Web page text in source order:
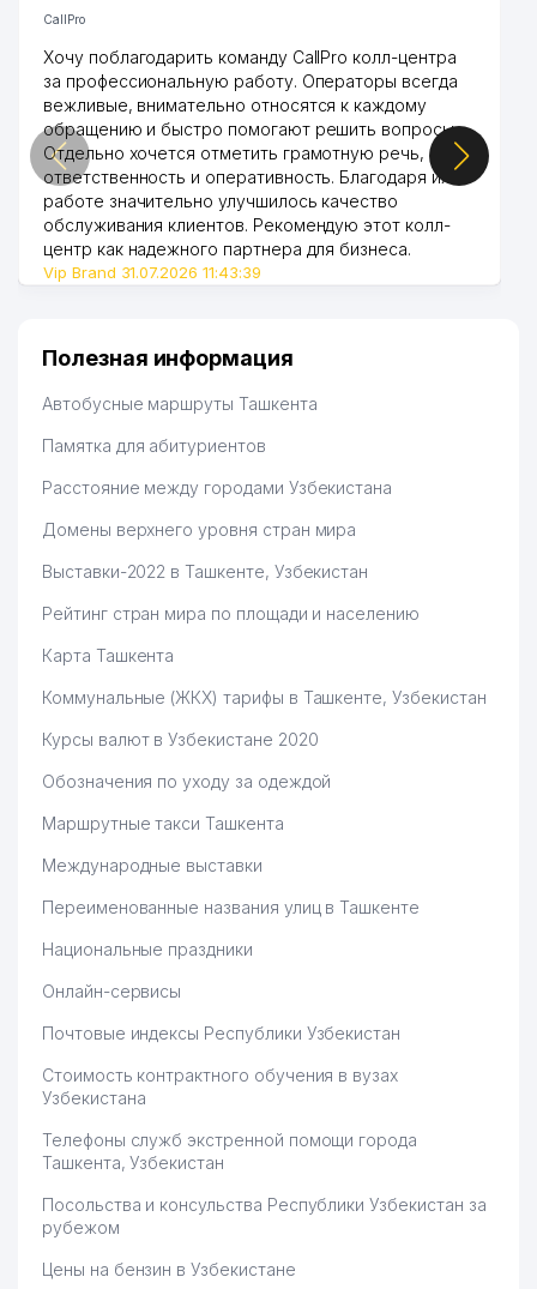
CallPro
Хочу поблагодарить команду CallPro колл-центра
за профессиональную работу. Операторы всегда
вежливые, внимательно относятся к каждому
обращению и быстро помогают решить вопросы.
Отдельно хочется отметить грамотную речь,
ответственность и оперативность. Благодаря их
работе значительно улучшилось качество
обслуживания клиентов. Рекомендую этот колл-
центр как надежного партнера для бизнеса.
Vip Brand 31.07.2026 11:43:39
Полезная информация
Автобусные маршруты Ташкента
Памятка для абитуриентов
Расстояние между городами Узбекистана
Домены верхнего уровня стран мира
Выставки-2022 в Ташкенте, Узбекистан
Рейтинг стран мира по площади и населению
Карта Ташкента
Коммунальные (ЖКХ) тарифы в Ташкенте, Узбекистан
Курсы валют в Узбекистане 2020
Обозначения по уходу за одеждой
Маршрутные такси Ташкента
Международные выставки
Переименованные названия улиц в Ташкенте
Национальные праздники
Онлайн-сервисы
Почтовые индексы Республики Узбекистан
Стоимость контрактного обучения в вузах
Узбекистана
Телефоны служб экстренной помощи города
Ташкента, Узбекистан
Посольства и консульства Республики Узбекистан за
рубежом
Цены на бензин в Узбекистане